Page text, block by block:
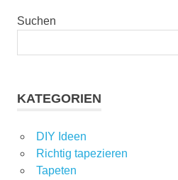
Suchen
KATEGORIEN
DIY Ideen
Richtig tapezieren
Tapeten